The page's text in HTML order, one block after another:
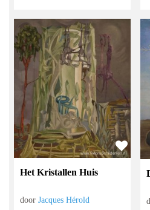
Het Kristallen Huis
doorJacques Hérold